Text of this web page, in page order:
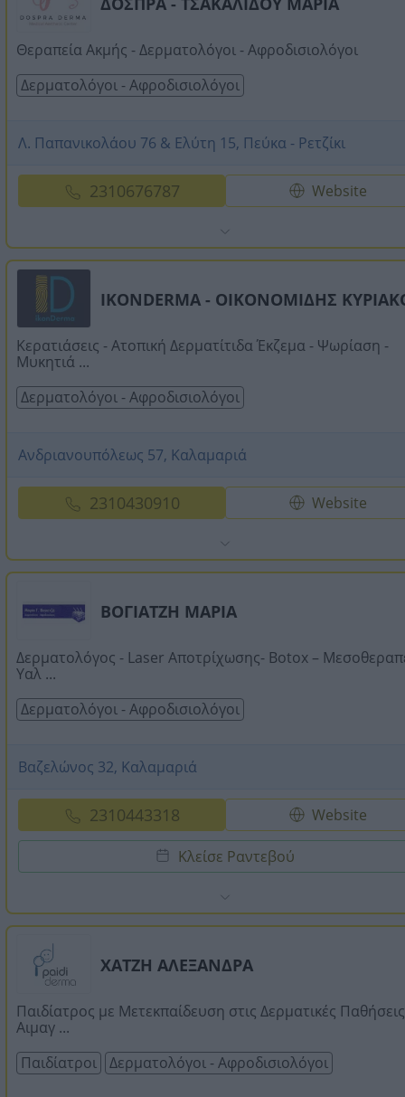
Θεραπεία Ακμής - Δερματολόγοι - Αφροδισιολόγοι
Δερματολόγοι - Αφροδισιολόγοι
Λ. Παπανικολάου 76 & Ελύτη 15, Πεύκα - Ρετζίκι
2310676787 Website
IKONDERMA - ΟΙΚΟΝΟΜΙΔΗΣ
Κερατιάσεις - Ατοπική Δερματίτιδα Έκζεμα - Ψωρίαση -
Μυκητιά ...
Δερματολόγοι - Αφροδισιολόγοι
Ανδριανουπόλεως 57, Καλαμαριά
2310430910 Website
ΒΟΓΙΑΤΖΗ ΜΑΡΙΑ
Δερματολόγος - Laser Αποτρίχωσης- Botox –
Υαλ ...
Δερματολόγοι - Αφροδισιολόγοι
Βαζελώνος 32, Καλαμαριά
2310443318 Website
Κλείσε Ραντεβού
ΧΑΤΖΗ ΑΛΕΞΑΝΔΡΑ
Παιδίατρος με Μετεκπαίδευση στις Δερματικές
Αιμαγ ...
Παιδίατροι
Δερματολόγοι - Αφροδισιολόγοι